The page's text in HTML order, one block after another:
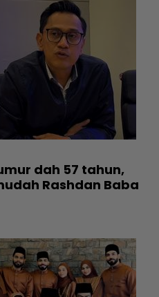
dah 57 tahun,
Rashdan Baba